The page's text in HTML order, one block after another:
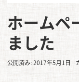
ホームペ
ました
公開済み: 2017年5月1日